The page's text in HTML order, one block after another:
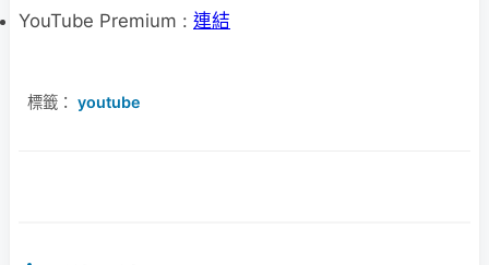
YouTube Premium : 連結
標籤： youtube